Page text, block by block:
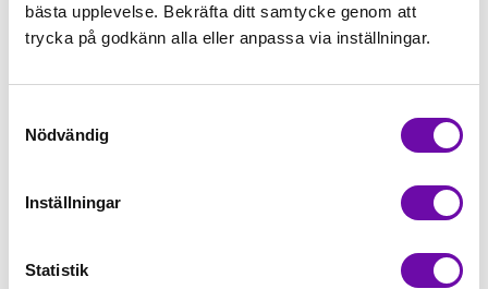
bästa upplevelse. Bekräfta ditt samtycke genom att
trycka på godkänn alla eller anpassa via inställningar.
Nödvändig
Inställningar
Statistik
Enfärgat matchande +49,00kr
Minsta beställning: 0.5 m